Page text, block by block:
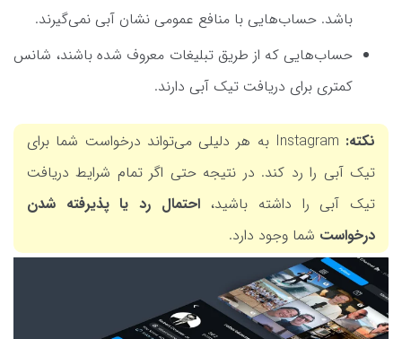
باشد. حساب‌هایی با منافع عمومی نشان آبی نمی‌گیرند.
حساب‌هایی که از طریق تبلیغات معروف شده باشند، شانس
کمتری برای دریافت تیک آبی دارند.
نکته:
Instagram به هر دلیلی می‌تواند درخواست شما برای
تیک آبی را رد کند. در نتیجه حتی اگر تمام شرایط دریافت
تیک آبی را داشته باشید،احتمال رد یا پذیرفته شدن
درخواست شما وجود دارد.